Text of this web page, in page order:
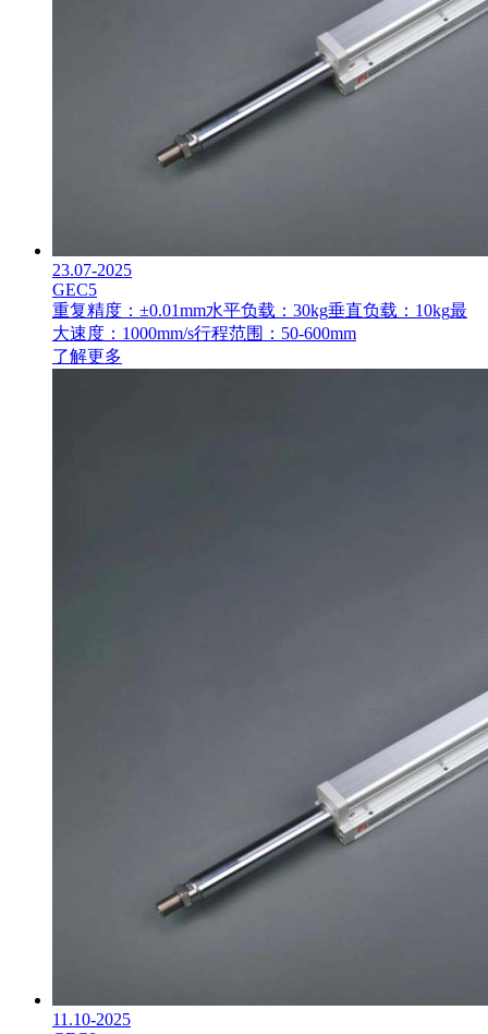
23.07-2025
GEC5
重复精度：±0.01mm水平负载：30kg垂直负载：10kg最
大速度：1000mm/s行程范围：50-600mm
了解更多
11.10-2025